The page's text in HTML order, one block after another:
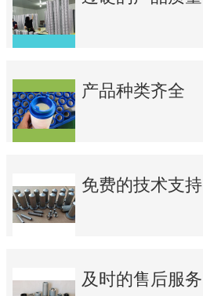
产品种类齐全
免费的技术支持
及时的售后服务